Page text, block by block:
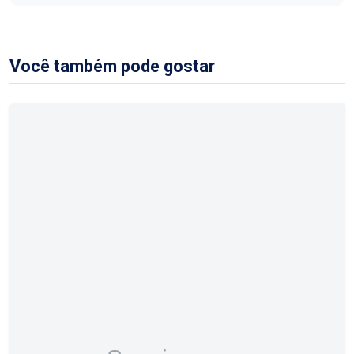
Você também pode gostar